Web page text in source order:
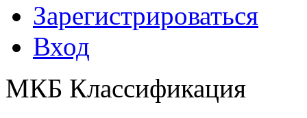
Зарегистрироваться
Вход
МКБ Классификация